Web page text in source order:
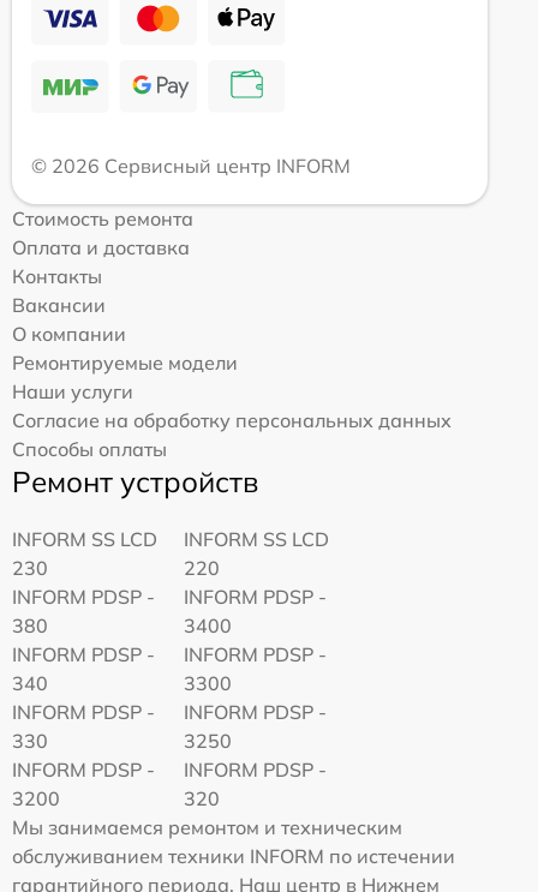
© 2026 Сервисный центр INFORM
Стоимость ремонта
Оплата и доставка
Контакты
Вакансии
О компании
Ремонтируемые модели
Наши услуги
Согласие на обработку персональных данных
Способы оплаты
Ремонт устройств
INFORM SS LCD
230
INFORM SS LCD
220
INFORM PDSP -
380
INFORM PDSP -
3400
INFORM PDSP -
340
INFORM PDSP -
3300
INFORM PDSP -
330
INFORM PDSP -
3250
INFORM PDSP -
3200
INFORM PDSP -
320
Мы занимаемся ремонтом и техническим
обслуживанием техники INFORM по истечении
гарантийного периода. Наш центр в Нижнем